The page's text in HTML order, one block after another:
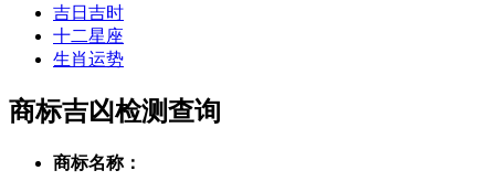
吉日吉时
十二星座
生肖运势
商标吉凶检测查询
商标名称：